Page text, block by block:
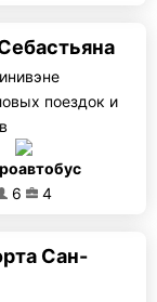
поездок и
6
4
Сан-